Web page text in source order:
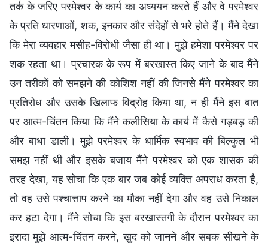
तर्क के जरिए परमेश्वर के कार्य का अध्ययन करते हैं और वे परमेश्वर
के प्रति धारणाओं, शक, इनकार और संदेहों से भरे होते हैं। मैंने देखा
कि मेरा व्यवहार मसीह-विरोधी जैसा ही था। मुझे हमेशा परमेश्वर पर
शक रहता था। प्रचारक के रूप में बरखास्त किए जाने के बाद मैंने
उन तरीकों को समझने की कोशिश नहीं की जिनसे मैंने परमेश्वर का
प्रतिरोध और उसके खिलाफ विद्रोह किया था, न ही मैंने इस बात
पर आत्म-चिंतन किया कि मैंने कलीसिया के कार्य में कैसे गड़बड़ की
और बाधा डाली। मुझे परमेश्वर के धार्मिक स्वभाव की बिल्कुल भी
समझ नहीं थी और इसके बजाय मैंने परमेश्वर को एक शासक की
तरह देखा, यह सोचा कि एक बार जब कोई व्यक्ति अपराध करता है,
तो वह उसे पश्चात्ताप करने का मौका नहीं देगा और वह उसे निकाल
कर हटा देगा। मैंने सोचा कि इस बरखास्तगी के दौरान परमेश्वर का
इरादा मुझे आत्म-चिंतन करने, खुद को जानने और सबक सीखने के